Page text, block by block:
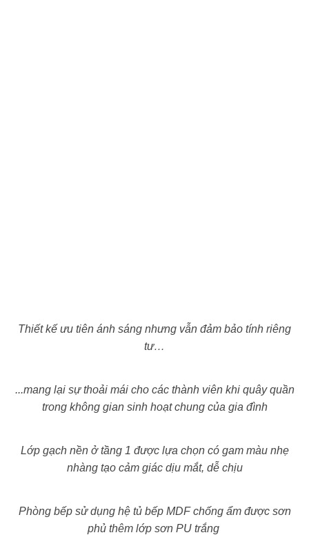
Thiết kế ưu tiên ánh sáng nhưng vẫn đảm bảo tính riêng
tư…
...mang lại sự thoải mái cho các thành viên khi quây quần
trong không gian sinh hoạt chung của gia đình
Lớp gạch nền ở tầng 1 được lựa chọn có gam màu nhẹ
nhàng tạo cảm giác dịu mắt, dễ chịu
Phòng bếp sử dụng hệ tủ bếp MDF chống ẩm được sơn
phủ thêm lớp sơn PU trắng